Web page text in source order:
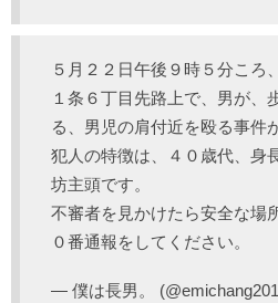
５月２２日午後９時５分ころ
１条６丁目先路上で、男が、
る、男児の肩付近を殴る事件
犯人の特徴は、４０歳代、身
坊主頭です。
不審者を見かけたら安全な場
０番通報をしてください。
— 僕は長男。